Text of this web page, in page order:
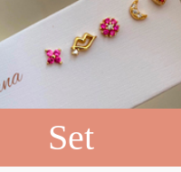
Set